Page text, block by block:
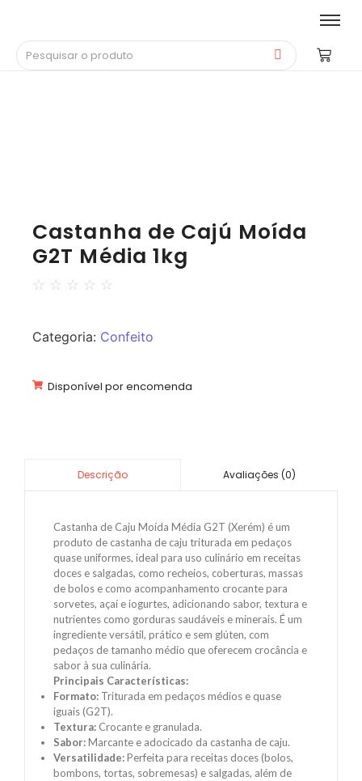
Castanha de Cajú Moída
G2T Média 1kg
☆ ☆ ☆ ☆ ☆
Categoria: Confeito
Disponível por encomenda
Descrição Avaliações (0)
Castanha de Caju Moída Média G2T (Xerém) é um
produto de castanha de caju triturada em pedaços
quase uniformes, ideal para uso culinário em receitas
doces e salgadas, como recheios, coberturas, massas
de bolos e como acompanhamento crocante para
sorvetes, açaí e iogurtes, adicionando sabor, textura e
nutrientes como gorduras saudáveis e minerais. É um
ingrediente versátil, prático e sem glúten, com
pedaços de tamanho médio que oferecem crocância e
sabor à sua culinária.
Principais Características:
Formato: Triturada em pedaços médios e quase
iguais (G2T).
Textura: Crocante e granulada.
Sabor:Marcante e adocicado da castanha de caju.
Versatilidade:Perfeita para receitas doces (bolos,
bombons, tortas, sobremesas) e salgadas, além de